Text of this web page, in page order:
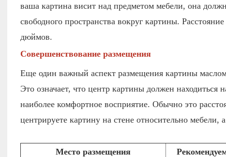
ваша картина висит над предметом мебели, она
свободного пространства вокруг картины.
дюймов.
Совершенствование размещения
Еще один важный аспект размещения картины
Это означает, что центр картины должен находиться
наиболее комфортное восприятие. Обычно это
центрируете картину на стене относительно мебели,
Место размещения